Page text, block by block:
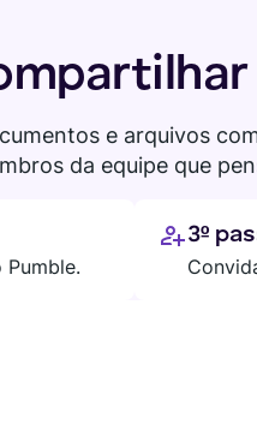
e arquivos
da equipe que
3º